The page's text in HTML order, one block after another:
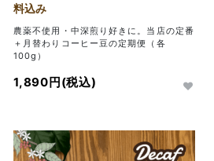
料込み
農薬不使用・中深煎り好きに。当店の定番
＋月替わりコーヒー豆の定期便（各
100g）
1,890円(税込)